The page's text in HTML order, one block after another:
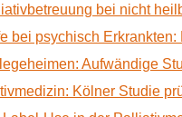
bei nicht
bei psychisch
Aufwändige
Kölner Studie